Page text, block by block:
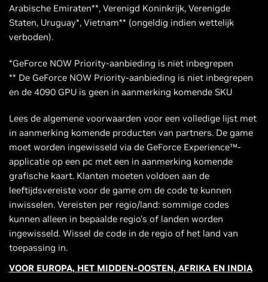
Arabische Emiraten**, Verenigd Koninkrijk, Verenigde
Staten, Uruguay*, Vietnam** (ongeldig indien wettelijk
verboden).
*GeForce NOW Priority-aanbieding is niet inbegrepen
** De GeForce NOW Priority-aanbieding is niet inbegrepen
en de 4090 GPU is geen in aanmerking komende SKU
Lees de algemene voorwaarden voor een volledige lijst met
in aanmerking komende producten van partners. De game
moet worden ingewisseld via de GeForce Experience™-
applicatie op een pc met een in aanmerking komende
grafische kaart. Klanten moeten voldoen aan de
leeftijdsvereiste voor de game om de code te kunnen
inwisselen. Vereisten per regio/land: sommige codes
kunnen alleen in bepaalde regio's of landen worden
ingewisseld. Wissel de code in de regio of het land van
toepassing in.
VOOR EUROPA, HET MIDDEN-OOSTEN, AFRIKA EN INDIA